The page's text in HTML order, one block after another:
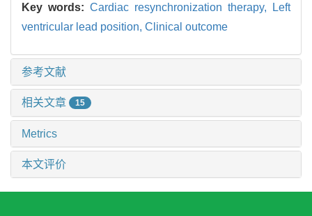
Key words: Cardiac resynchronization therapy,
Left
ventricular lead position, Clinical outcome
参考文献
相关文章 15
Metrics
本文评价